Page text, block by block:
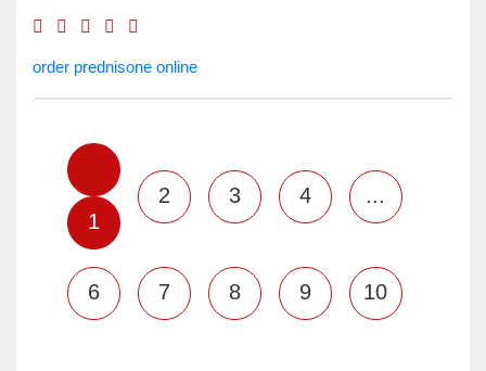
order prednisone online
1
2 3 4 ...
6 7 8 9 10